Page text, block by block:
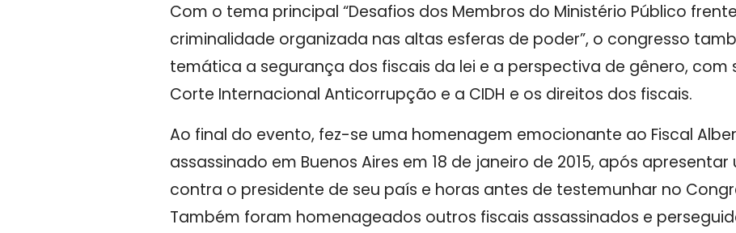
Com o tema principal “Desafios dos Membros do Ministério Público
criminalidade organizada nas altas esferas de poder”, o congresso
temática a segurança dos fiscais da lei e a perspectiva de gênero,
Corte Internacional Anticorrupção e a CIDH e os direitos dos fiscais.
Ao final do evento, fez-se uma homenagem emocionante ao Fiscal
assassinado em Buenos Aires em 18 de janeiro de 2015, após
contra o presidente de seu país e horas antes de testemunhar no
Também foram homenageados outros fiscais assassinados e